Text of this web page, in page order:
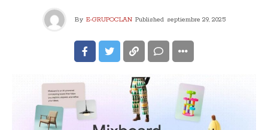
By E-GRUPOCLAN Published septiembre 29, 2025